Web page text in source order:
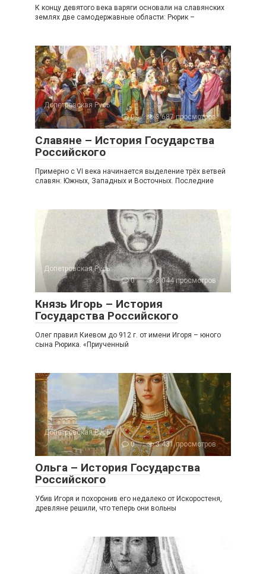
К концу девятого века варяги основали на славянских
землях две самодержавные области: Рюрик –
Допетровская Русь
0
3 687 просмотров
Славяне – История Государства
Российского
Примерно с VI века начинается выделение трёх ветвей
славян: Южных, Западных и Восточных. Последние
Допетровская Русь
0
3 044 просмотров
Князь Игорь – История
Государства Российского
Олег правил Киевом до 912 г. от имени Игоря – юного
сына Рюрика. «Приученный
Допетровская Русь
0
3 431 просмотров
Ольга – История Государства
Российского
Убив Игоря и похоронив его недалеко от Искоростеня,
древляне решили, что теперь они вольны